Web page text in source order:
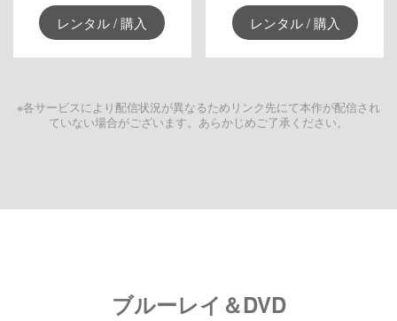
レンタル / 購入 レンタル / 購入
※各サービスにより配信状況が異なるためリンク先にて本作が配信され
ていない場合がございます。あらかじめご了承ください。
ブルーレイ＆DVD